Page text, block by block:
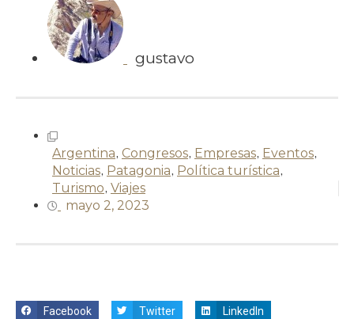
gustavo
Argentina, Congresos, Empresas, Eventos,
Noticias, Patagonia, Política turística,
Turismo, Viajes
mayo 2, 2023
Facebook Twitter
LinkedIn